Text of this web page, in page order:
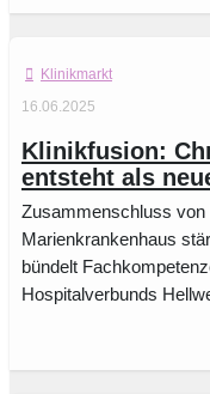
Klinikmarkt
16.06.2025
Klinikfusion:
entsteht als
Zusammenschluss
Marienkrankenhaus
bündelt
Hospitalverbunds